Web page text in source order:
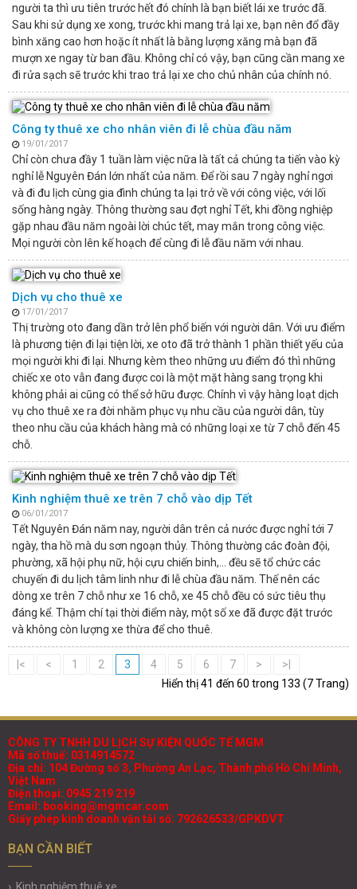
người ta thì ưu tiên trước hết đó chính là bạn biết lái xe trước đã.
Sau khi sử dụng xe xong, trước khi mang trả lại xe, bạn nên đổ đầy
bình xăng cao hơn hoặc ít nhất là bằng lượng xăng mà bạn đã
mượn xe ngay từ ban đầu. Không chỉ có vậy, bạn cũng cần mang xe
đi rửa sạch sẽ trước khi trao trả lại xe cho chủ nhân của chính nó.
Công ty thuê xe cho nhân viên đi lễ chùa đầu năm
19/01/2017
Chỉ còn chưa đầy 1 tuần làm việc nữa là tất cả chúng ta tiến vào kỳ
nghỉ lễ Nguyên Đán lớn nhất của năm. Để rồi sau 7 ngày nghỉ ngơi
và đi đu lịch cùng gia đình chúng ta lại trở về với công việc, với lối
sống hàng ngày. Thông thường sau đợt nghỉ Tết, khi đồng nghiệp
gặp nhau đầu năm ngoài lời chúc tết, may mắn trong công việc.
Mọi người còn lên kế hoạch để cùng đi lễ đầu năm với nhau.
Dịch vụ cho thuê xe
17/01/2017
Thị trường oto đang dần trở lên phổ biến với người dân. Với ưu điểm
là phương tiện đi lại tiện lời, xe oto đã trở thành 1 phần thiết yếu của
mọi người khi đi lại. Nhưng kèm theo những ưu điểm đó thì những
chiếc xe oto vẫn đang được coi là một mặt hàng sang trọng khi
không phải ai cũng có thể sở hữu được. Chính vì vậy hàng loạt dịch
vụ cho thuê xe ra đời nhằm phục vụ nhu cầu của người dân, tùy
theo nhu cầu của khách hàng mà có những loại xe từ 7 chỗ đến 45
chỗ.
Kinh nghiệm thuê xe trên 7 chỗ vào dịp Tết
06/01/2017
Tết Nguyên Đán năm nay, người dân trên cả nước được nghỉ tới 7
ngày, tha hồ mà du sơn ngoạn thủy. Thông thường các đoàn đội,
phường, xã hội phụ nữ, hội cựu chiến binh,… đều sẽ tổ chức các
chuyến đi du lịch tâm linh như đi lễ chùa đầu năm. Thế nên các
dòng xe trên 7 chỗ như xe 16 chỗ, xe 45 chỗ đều có sức tiêu thụ
đáng kể. Thậm chí tại thời điểm này, một số xe đã được đặt trước
và không còn lượng xe thừa để cho thuê.
|< < 1 2 3 4 5 6 7 >
>|
Hiển thị 41 đến 60 trong 133 (7 Trang)
CÔNG TY TNHH DU LỊCH SỰ KIỆN QUỐC TẾ MGM
Mã số thuế: 0314914572
Địa chỉ: 104 Đường số 3, Phường An Lạc, Thành phố Hồ Chí Minh,
Việt Nam
Điện thoại: 0945 219 219
Email: booking@mgmcar.com
Giấy phép kinh doanh vận tải số: 792626533/GPKDVT
BẠN CẦN BIẾT
Kinh nghiệm thuê xe